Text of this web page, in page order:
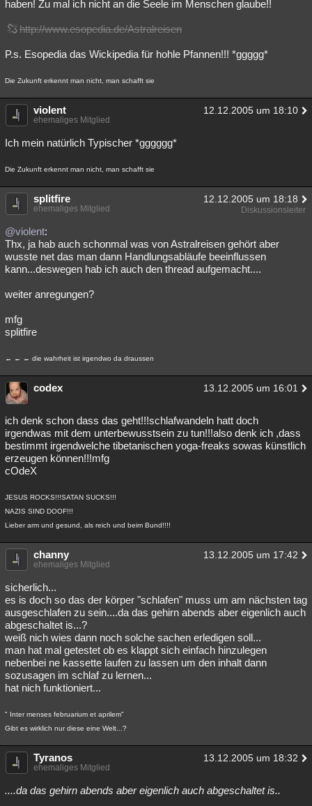
haben! Zu mal ich nicht an die Seele im Menschen glaube!!
http://www.esopedia.de/Astralreisen
P.s. Esopedia das Wickipedia für hohle Pfannen!!! *ggggg*
Die Zukunft erkennt man nicht, man schafft sie
violent 12.12.2005 um 18:10
ehemaliges Mitglied
Ich mein natürlich Typischer *gggggg*
Die Zukunft erkennt man nicht, man schafft sie
splitfire 12.12.2005 um 18:18
ehemaliges Mitglied Diskussionsleiter
@violent:
Thx, ja hab auch schonmal was von Astralreisen gehört aber
wusste net das man dann Handlungsabläufe beeinflussen
kann...deswegen hab ich auch den thread aufgemacht....
weiter anregungen?
mfg
splitfire
← ← ← die wahrheit ist irgendwo da draussen
codex 13.12.2005 um 16:01
ich denk schon dass das geht!!!schlafwandeln hatt doch
irgendwas mit dem unterbewusstsein zu tun!!!also denk ich ,dass
bestimmt irgendwelche tibetanischen yoga-freaks sowas künstlich
erzeugen können!!!mfg
cOdeX
JESUS ROCKS!!!SATAN SUCKS!!!
NAZIS SIND DOOF!!!
Lieber arm und gesund, als reich und beim Bund!!!!
channy 13.12.2005 um 17:42
ehemaliges Mitglied
sicherlich...
es is doch so das der körper "schlafen" muss um am nächsten tag
ausgeschlafen zu sein....da das gehirn abends aber eigenlich auch
abgeschaltet is...?
weiß nich wies dann noch solche sachen erledigen soll...
man hat mal getestet ob es klappt sich einfach hinzulegen
nebenbei ne kassette laufen zu lassen um den inhalt dann
sozusagen im schlaf zu lernen...
hat nich funktioniert...
" Inter menses februarium et aprilem"
Gibt es wirklich nur diese eine Welt...?
Tyranos 13.12.2005 um 18:32
ehemaliges Mitglied
....da das gehirn abends aber eigenlich auch abgeschaltet is..